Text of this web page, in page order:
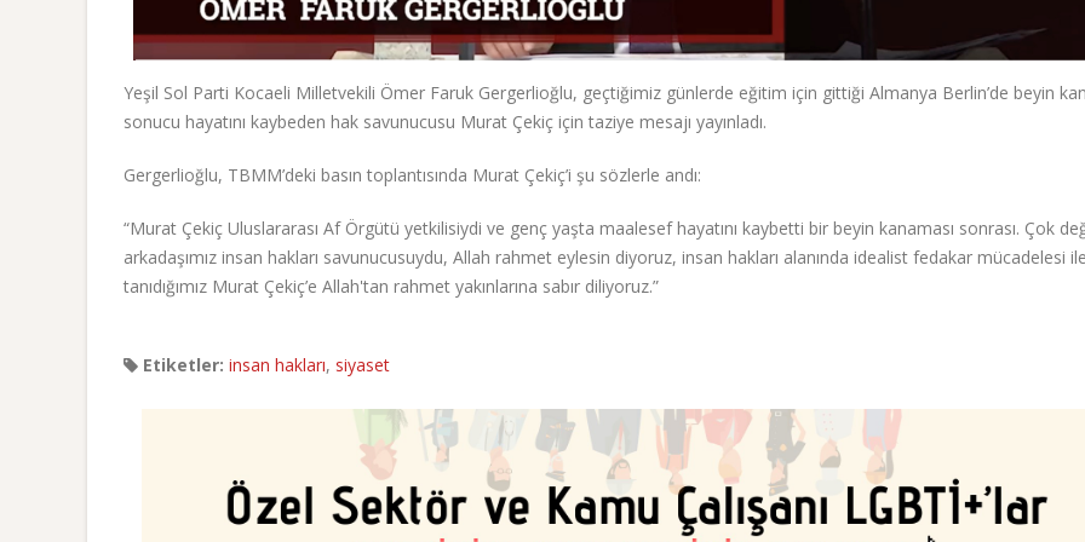
Yeşil Sol Parti Kocaeli Milletvekili Ömer Faruk Gergerlioğlu, geçtiğimiz günlerde eğitim için gittiği Almanya Berlin’de beyin
sonucu hayatını kaybeden hak savunucusu Murat Çekiç için taziye mesajı yayınladı.
Gergerlioğlu, TBMM’deki basın toplantısında Murat Çekiç’i şu sözlerle andı:
“Murat Çekiç Uluslararası Af Örgütü yetkilisiydi ve genç yaşta maalesef hayatını kaybetti bir beyin kanaması sonrası. Çok
arkadaşımız insan hakları savunucusuydu, Allah rahmet eylesin diyoruz, insan hakları alanında idealist fedakar mücadelesi ile
tanıdığımız Murat Çekiç’e Allah'tan rahmet yakınlarına sabır diliyoruz.”
Etiketler: insan hakları, siyaset